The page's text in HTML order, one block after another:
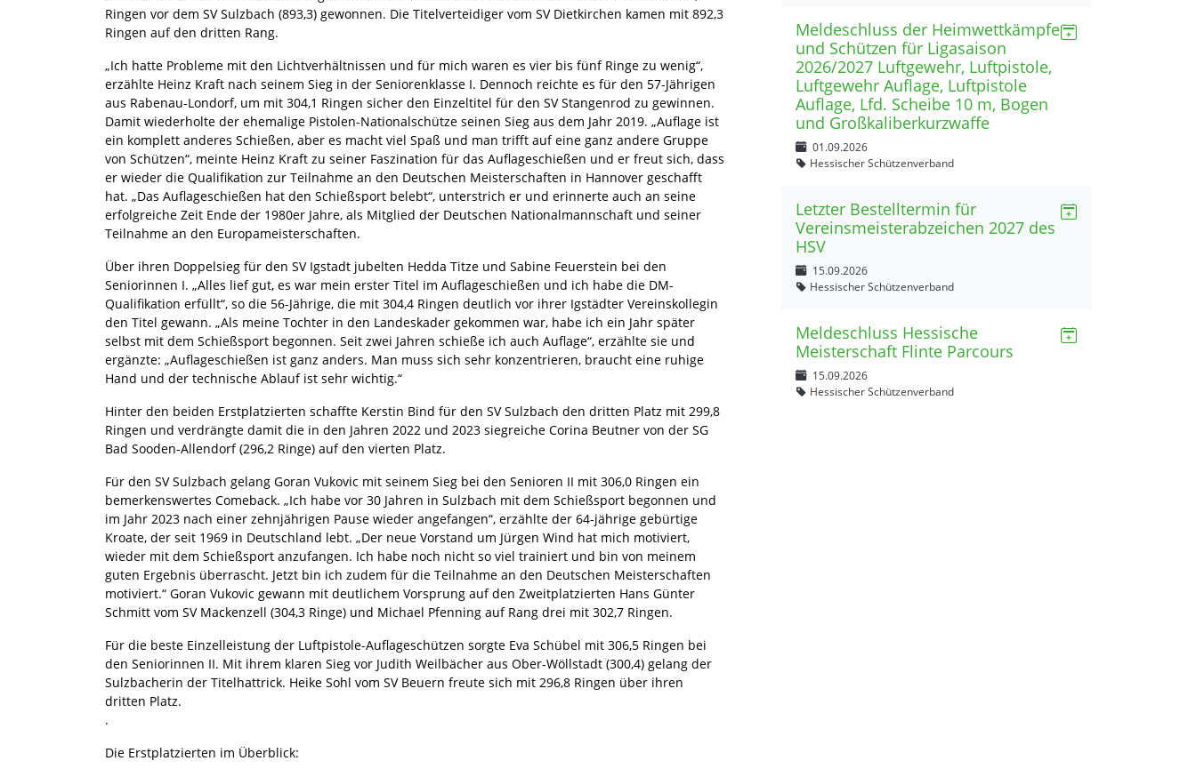
Ringen vor dem SV Sulzbach (893,3) gewonnen. Die Titelverteidiger vom SV Dietkirchen kamen mit 892,3
Ringen auf den dritten Rang.
„Ich hatte Probleme mit den Lichtverhältnissen und für mich waren es vier bis fünf Ringe zu wenig“,
erzählte Heinz Kraft nach seinem Sieg in der Seniorenklasse I. Dennoch reichte es für den 57-Jährigen
aus Rabenau-Londorf, um mit 304,1 Ringen sicher den Einzeltitel für den SV Stangenrod zu gewinnen.
Damit wiederholte der ehemalige Pistolen-Nationalschütze seinen Sieg aus dem Jahr 2019. „Auflage ist
ein komplett anderes Schießen, aber es macht viel Spaß und man trifft auf eine ganz andere Gruppe
von Schützen“, meinte Heinz Kraft zu seiner Faszination für das Auflageschießen und er freut sich, dass
er wieder die Qualifikation zur Teilnahme an den Deutschen Meisterschaften in Hannover geschafft
hat. „Das Auflageschießen hat den Schießsport belebt“, unterstrich er und erinnerte auch an seine
erfolgreiche Zeit Ende der 1980er Jahre, als Mitglied der Deutschen Nationalmannschaft und seiner
Teilnahme an den Europameisterschaften.
Über ihren Doppelsieg für den SV Igstadt jubelten Hedda Titze und Sabine Feuerstein bei den
Seniorinnen I. „Alles lief gut, es war mein erster Titel im Auflageschießen und ich habe die DM-
Qualifikation erfüllt“, so die 56-Jährige, die mit 304,4 Ringen deutlich vor ihrer Igstädter Vereinskollegin
den Titel gewann. „Als meine Tochter in den Landeskader gekommen war, habe ich ein Jahr später
selbst mit dem Schießsport begonnen. Seit zwei Jahren schieße ich auch Auflage“, erzählte sie und
ergänzte: „Auflageschießen ist ganz anders. Man muss sich sehr konzentrieren, braucht eine ruhige
Hand und der technische Ablauf ist sehr wichtig.“
Hinter den beiden Erstplatzierten schaffte Kerstin Bind für den SV Sulzbach den dritten Platz mit 299,8
Ringen und verdrängte damit die in den Jahren 2022 und 2023 siegreiche Corina Beutner von der SG
Bad Sooden-Allendorf (296,2 Ringe) auf den vierten Platz.
Für den SV Sulzbach gelang Goran Vukovic mit seinem Sieg bei den Senioren II mit 306,0 Ringen ein
bemerkenswertes Comeback. „Ich habe vor 30 Jahren in Sulzbach mit dem Schießsport begonnen und
im Jahr 2023 nach einer zehnjährigen Pause wieder angefangen“, erzählte der 64-jährige gebürtige
Kroate, der seit 1969 in Deutschland lebt. „Der neue Vorstand um Jürgen Wind hat mich motiviert,
wieder mit dem Schießsport anzufangen. Ich habe noch nicht so viel trainiert und bin von meinem
guten Ergebnis überrascht. Jetzt bin ich zudem für die Teilnahme an den Deutschen Meisterschaften
motiviert.“ Goran Vukovic gewann mit deutlichem Vorsprung auf den Zweitplatzierten Hans Günter
Schmitt vom SV Mackenzell (304,3 Ringe) und Michael Pfenning auf Rang drei mit 302,7 Ringen.
Für die beste Einzelleistung der Luftpistole-Auflageschützen sorgte Eva Schübel mit 306,5 Ringen bei
den Seniorinnen II. Mit ihrem klaren Sieg vor Judith Weilbächer aus Ober-Wöllstadt (300,4) gelang der
Sulzbacherin der Titelhattrick. Heike Sohl vom SV Beuern freute sich mit 296,8 Ringen über ihren
dritten Platz.
.
Die Erstplatzierten im Überblick:
Meldeschluss der Heimwettkämpfe
und Schützen für Ligasaison
2026/2027 Luftgewehr, Luftpistole,
Luftgewehr Auflage, Luftpistole
Auflage, Lfd. Scheibe 10 m, Bogen
und Großkaliberkurzwaffe
01.09.2026
Hessischer Schützenverband
Letzter Bestelltermin für
Vereinsmeisterabzeichen 2027 des
HSV
15.09.2026
Hessischer Schützenverband
Meldeschluss Hessische
Meisterschaft Flinte Parcours
15.09.2026
Hessischer Schützenverband